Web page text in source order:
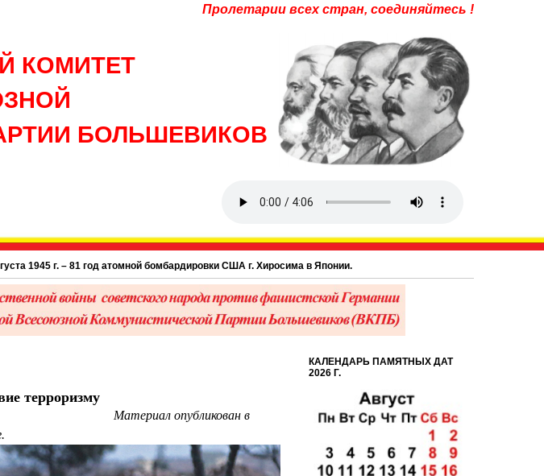
Пролетарии всех стран, соединяйтесь !
КОМИТЕТ
БОЛЬШЕВИКОВ
год атомной бомбардировки США г. Хиросима в Японии.
терроризму
Материал опубликован в
КАЛЕНДАРЬ ПАМЯТНЫХ ДАТ
2026 Г.